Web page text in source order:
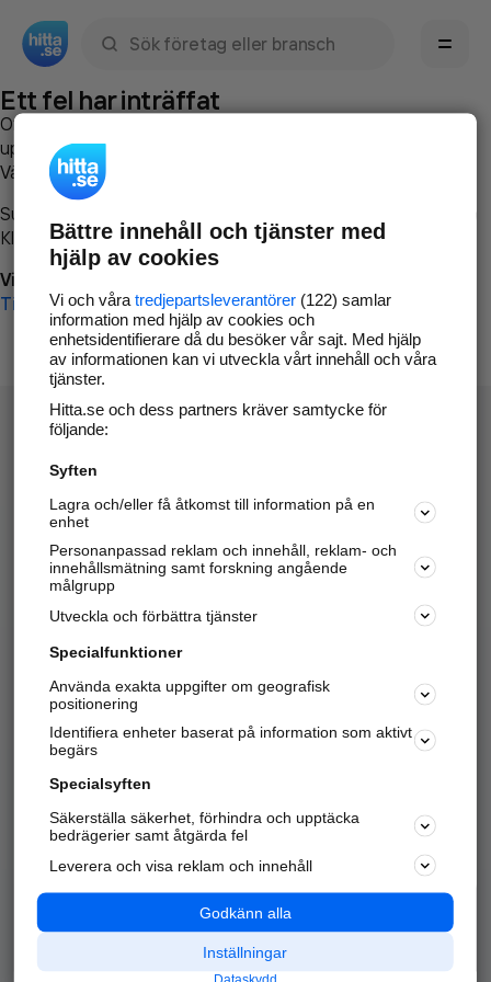
Ett fel har inträffat
Om du vill kan du
uppstod så att vi lättare och snabbare kan avhjälpa det.
Vänligen försök med följande:
Surfa till
Klicka påTillbaka-knappen i webbläsaren och försök igen
Vi beklagar besväret!
Till startsidan
Hitta.se - Gratis nummerupplysning.
Sök företag, personer och platser.
Hitta telefonnummer, adresser, företagsinfo mm.
Marknadsför företaget
Kom igång och annonsera mot
samarbetspartners nära dig.
Alla kategorier
Populära sökningar
API & Kartor
Annonsera
Integritet
Nödnummer
Bättre innehåll och tjänster med
hjälp av cookies
Vi och våra tredjepartsleverantörer(122) samlar
information med hjälp av cookies och
enhetsidentifierare då du besöker vår sajt. Med hjälp
av informationen kan vi utveckla vårt innehåll och våra
tjänster.
Hitta.se och dess partners kräver samtycke för
följande:
Syften
Lagra och/eller få åtkomst till information på en
enhet
Personanpassad reklam och innehåll, reklam- och
innehållsmätning samt forskning angående
målgrupp
Utveckla och förbättra tjänster
Specialfunktioner
Använda exakta uppgifter om geografisk
positionering
Identifiera enheter baserat på information som aktivt
begärs
Specialsyften
Säkerställa säkerhet, förhindra och upptäcka
bedrägerier samt åtgärda fel
Leverera och visa reklam och innehåll
Godkänn alla
Inställningar
Dataskydd